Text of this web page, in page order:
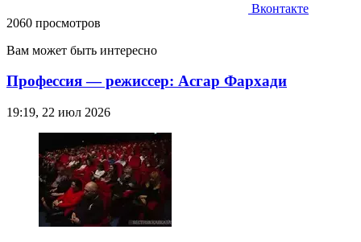
Вконтакте
2060 просмотров
Вам может быть интересно
Профессия — режиссер: Асгар Фархади
19:19, 22 июл 2026